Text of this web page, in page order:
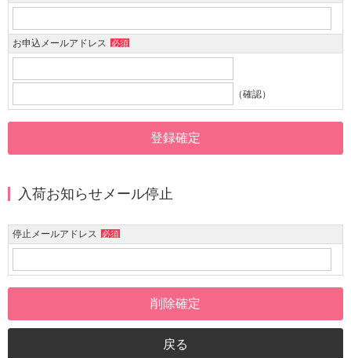
お申込メールアドレス 必須
（確認）
入荷お知らせメール停止
停止メールアドレス 必須